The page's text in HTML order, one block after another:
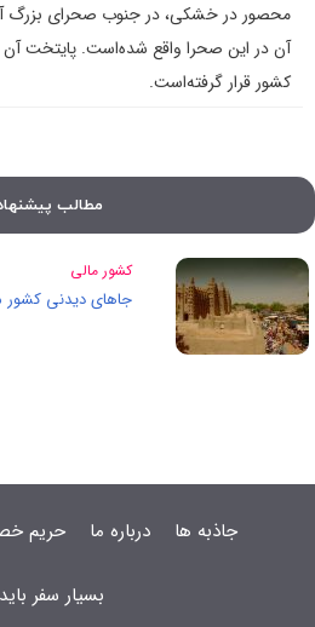
محصور در خشکی، در جنوب صحرای بزرگ
آن در این صحرا واقع شده‌است. پایتخت آن
کشور قرار گرفته‌است.
مطالب
کشور مالی
جاهای دیدنی کشور
جاذبه ها درباره ما حریم
بسیار سفر